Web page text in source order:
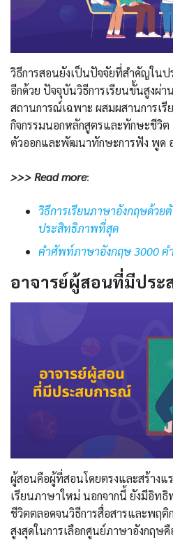
วิธีการสอนยังเป็นปัจจัยที่สำคัญใน
อีกด้วย ปัจจุบันวิธีการเรียนขั้นสูงผ่
สถานการณ์เฉพาะ ผสมผสานการเรี
กิจกรรมนอกหลักสูตรและทักษะชีวิต
ตัวออกและพัฒนาทักษะการฟัง พูด
>>> Read more:
วิธีการเรียนภาษาอังกฤษด้วย
ประสิทธิภาพที่สุด
คําศัพท์ภาษาอังกฤษ 3000 คํ
อาจารย์ผู้สอนที่มีประ
ผู้สอนคือผู้ที่สอนโดยตรงและสร้างแ
เรียนภาษาใหม่ นอกจากนี้ ยังมีอิท
ชีวิตตลอดจนวิธีการสื่อสารและพฤ
สูงสุดในการเลือกศูนย์ภาษาอังกฤษ